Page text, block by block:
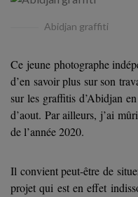
Abidjan graffiti
Ce jeune photographe
d’en savoir plus sur son
sur les graffitis d’Abidjan
d’aout. Par ailleurs, j’ai
de l’année 2020.
Il convient peut-être de
projet qui est en effet